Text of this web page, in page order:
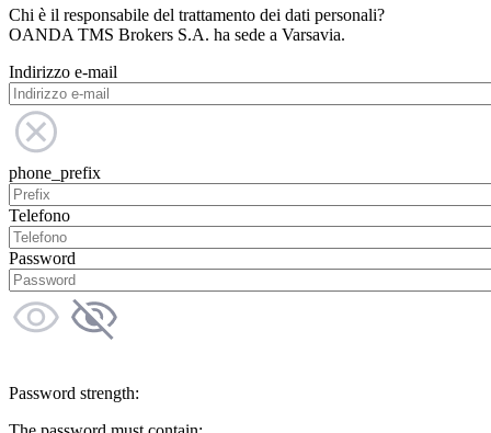
Chi è il responsabile del trattamento dei dati personali?
OANDA TMS Brokers S.A. ha sede a Varsavia.
Indirizzo e-mail
phone_prefix
Telefono
Password
Password strength: